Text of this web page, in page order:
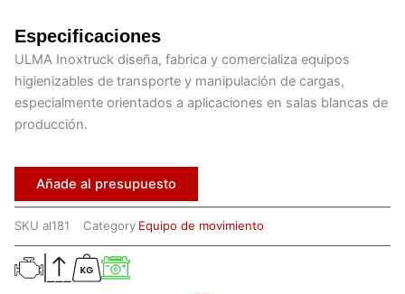
Especificaciones
ULMA Inoxtruck diseña, fabrica y comercializa equipos
higienizables de transporte y manipulación de cargas,
especialmente orientados a aplicaciones en salas blancas de
producción.
Añade al presupuesto
SKU al181 Category Equipo de movimiento